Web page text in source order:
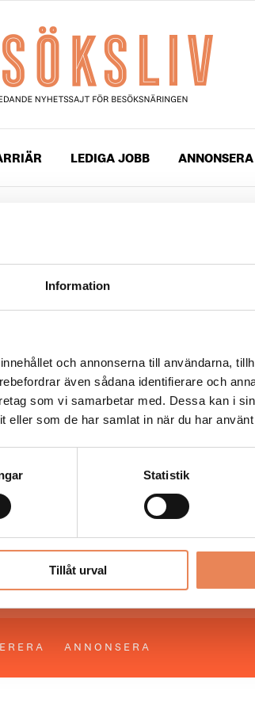
Information
och annonserna till användarna,
även sådana identifierare och
som vi samarbetar med. Dessa kan i
eller som de har samlat in när du har
Statistik
Tillåt urval
LEDIGA JOBB ANNONSERA
i Fältöversten
mest uppdaterade nyheter och
i sin tryckta form är ett affärsmagasin
på besoksliv.se är skyddat
lagen om upphovsrätt.
ANNONSERA